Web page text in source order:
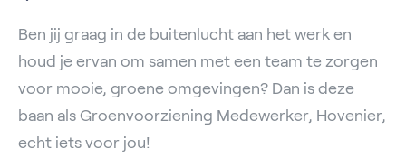
Ben jij graag in de buitenlucht aan het werk en
houd je ervan om samen met een team te zorgen
voor mooie, groene omgevingen? Dan is deze
baan als Groenvoorziening Medewerker, Hovenier,
echt iets voor jou!